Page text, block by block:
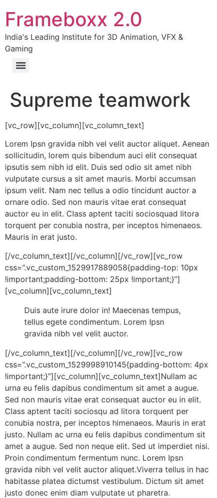
Frameboxx 2.0
India's Leading Institute for 3D Animation, VFX &
Gaming
Supreme teamwork
[vc_row][vc_column][vc_column_text]
Lorem Ipsn gravida nibh vel velit auctor aliquet. Aenean
sollicitudin, lorem quis bibendum auci elit consequat
ipsutis sem nibh id elit. Duis sed odio sit amet nibh
vulputate cursus a sit amet mauris. Morbi accumsan
ipsum velit. Nam nec tellus a odio tincidunt auctor a
ornare odio. Sed non mauris vitae erat consequat
auctor eu in elit. Class aptent taciti sociosquad litora
torquent per conubia nostra, per inceptos himenaeos.
Mauris in erat justo.
[/vc_column_text][/vc_column][/vc_row][vc_row
css=”.vc_custom_1529917889058{padding-top: 10px
!important;padding-bottom: 25px !important;}”]
[vc_column][vc_column_text]
Duis aute irure dolor in! Maecenas tempus,
tellus egete condimentum. Lorem Ipsn
gravida nibh vel velit auctor.
[/vc_column_text][/vc_column][/vc_row][vc_row
css=”.vc_custom_1529998910145{padding-bottom: 4px
!important;}”][vc_column][vc_column_text]Nullam ac
urna eu felis dapibus condimentum sit amet a augue.
Sed non mauris vitae erat consequat auctor eu in elit.
Class aptent taciti sociosqu ad litora torquent per
conubia nostra, per inceptos himenaeos. Mauris in erat
justo. Nullam ac urna eu felis dapibus condimentum sit
amet a augue. Sed non neque elit. Sed ut imperdiet nisi.
Proin condimentum fermentum nunc. Lorem Ipsn
gravida nibh vel velit auctor aliquet.Viverra tellus in hac
habitasse platea dictumst vestibulum. Dictum sit amet
justo donec enim diam vulputate ut pharetra.